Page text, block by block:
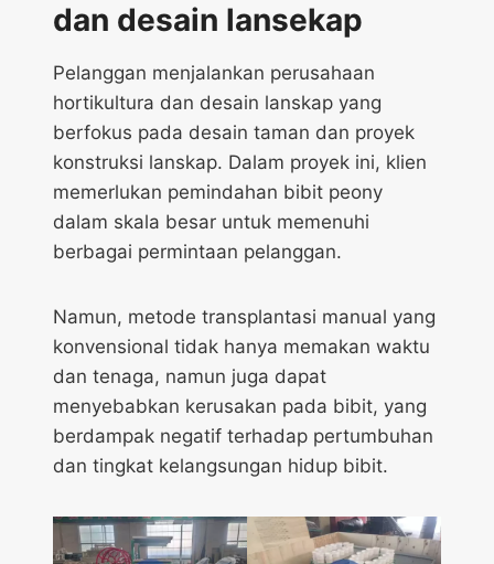
dan desain lansekap
Pelanggan menjalankan perusahaan
hortikultura dan desain lanskap yang
berfokus pada desain taman dan proyek
konstruksi lanskap. Dalam proyek ini, klien
memerlukan pemindahan bibit peony
dalam skala besar untuk memenuhi
berbagai permintaan pelanggan.
Namun, metode transplantasi manual yang
konvensional tidak hanya memakan waktu
dan tenaga, namun juga dapat
menyebabkan kerusakan pada bibit, yang
berdampak negatif terhadap pertumbuhan
dan tingkat kelangsungan hidup bibit.